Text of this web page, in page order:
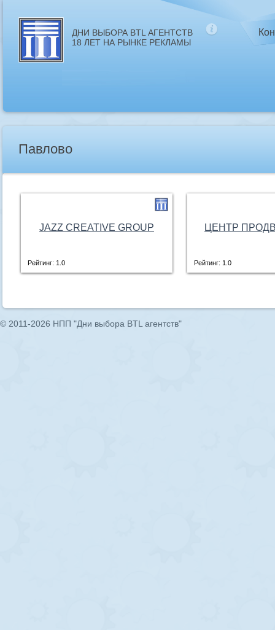
ДНИ ВЫБОРА BTL АГЕНТСТВ
18 ЛЕТ НА РЫНКЕ РЕКЛАМЫ
Павлово
JAZZ CREATIVE GROUP
Рейтинг: 1.0
ЦЕНТР
Рейтинг: 1.0
© 2011-2026 НПП "Дни выбора BTL агентств"